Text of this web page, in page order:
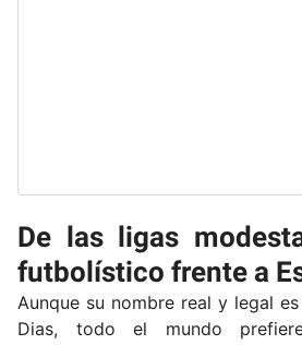
De las ligas
futbolístico frente a
Aunque su nombre real y legal
Dias, todo el mundo